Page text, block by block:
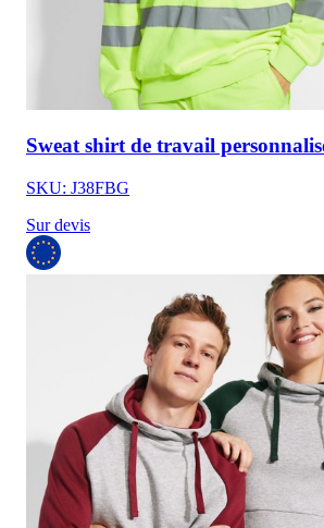
Sweat shirt de travail
SKU: J38FBG
Sur devis